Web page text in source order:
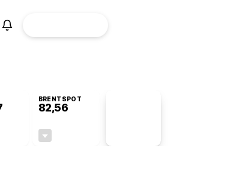
BRENTSPOT
82,56